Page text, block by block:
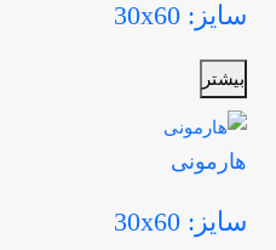
سایز: 30x60
بیشتر
هارمونی
سایز: 30x60